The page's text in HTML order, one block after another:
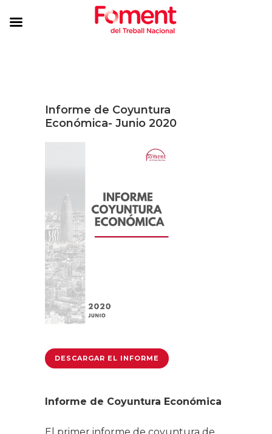
Informe de Coyuntura
Económica- Junio 2020
DESCARGAR EL INFORME
Informe de Coyuntura Económica